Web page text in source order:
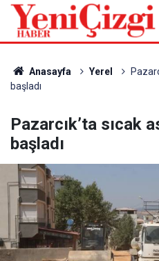
Anasayfa Yerel
başladı
Pazarcık’ta sıcak
başladı